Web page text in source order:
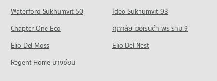
Condo Ramkhamhaeng 24
Condo for Rent near Ramkhamhaeng 24
119 properties for rent
Condo for Sale near Ramkhamhaeng 24
48 properties for sale
Waterford Sukhumvit 50
Ideo Sukhumvit 93
Chapter One Eco
ศุภาลัย เวอเรนด้า พระราม 9
Elio Del Moss
Elio Del Nest
Regent Home บางซ่อน